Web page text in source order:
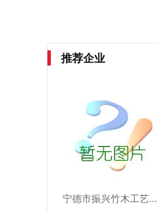
推荐企业
宁德市振兴竹木工艺品有限公司